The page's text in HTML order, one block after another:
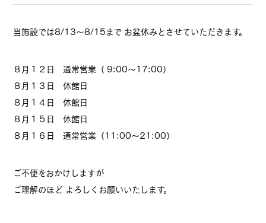
当施設では8/13～8/15まで お盆休みとさせていただきます。
８月１２日 通常営業（ 9:00～17:00）
８月１３日 休館日
８月１４日 休館日
８月１５日 休館日
８月１６日 通常営業（11:00～21:00）
ご不便をおかけしますが
ご理解のほど よろしくお願いいたします。